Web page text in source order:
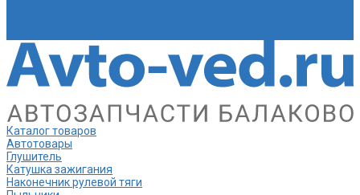
Каталог товаров
Автотовары
Глушитель
Катушка зажигания
Наконечник рулевой тяги